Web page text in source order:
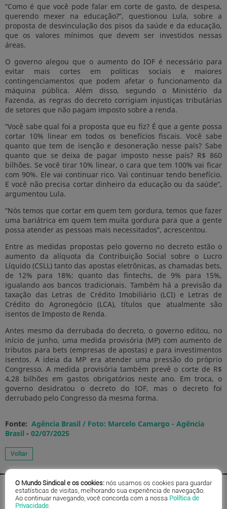
“Como é que você pode falar em corte de gasto, de despesa,
querendo mexer na educação?”, questionou Lula, sobre a
proposta de desvinculação dos pisos da saúde e da educação,
que os valores mínimos que devem ser investidos nessas
áreas.
O governo alegou que o aumento do IOF é necessário para
evitar mais cortes em políticas sociais e maiores
contingenciamentos que podem afetar o funcionamento da
máquina pública. Além disso, segundo o Ministério da
Fazenda, as regras do decreto corrigiam injustiças tributárias
de setores que não pagam imposto sobre a renda.
“Você sabe qual foi a proposta que eu fiz? É que a gente possa
cortar 10% linear em todos os benefícios fiscais. Você sabe
quanto que tem de isenção e desoneração nesse país? Sabe
quanto que se deixa de pagar imposto nesse país? R$ 860
bilhões. Se você tirar 10% linear, o cara que tem 100% vai ficar
com 90%. Ele vai continuar rico. Vai continuar tendo benefício.
E você não precisa cortar dinheiro da educação ou da saúde”,
argumentou Lula.
“Nós temos que cortar em quem tem gordura, temos que fazer
uma bariátrica em quem tem muita gordura para que a gente
possa atender as pessoas mais necessitados”, acrescentou.
Entre as medidas propostas pelo governo no decreto estão o
aumento da alíquota da Contribuição Social sobre o Lucro
Líquido (CSLL) tanto das apostas eletrônicas, as chamadas bets,
de 12% para 18%; quanto das fintechs, de 9% para 15%,
igualando aos bancos tradicionais. Também há a previsão da
taxação das Letras de Crédito Imobiliário (LCI) e Letras de
Crédito do Agronegócio (LCA), títulos que atualmente são
isentos de Imposto de Renda.
Antes mesmo da derrubada do decreto, o governo editou, no
início de junho, uma medida provisória (MP) com aumento de
tributos para bets (empresas de apostas) e para investimentos
isentos. A ideia da MP era atender uma pressão do próprio
Congresso. A medida provisória também prevê o corte de R$
4,28 bilhões em gastos obrigatórios neste ano. Em troca, o
governo desidratou o decreto do IOF, mas o decreto foi
derrubado pelo Congresso da mesma forma.
Fonte: Agência Brasil / Foto: Marcelo Camargo - Agência
Brasil - 02/07/2025
O Mundo Sindical e os cookies: nós usamos os cookies para guardar
estatísticas de visitas, melhorando sua experiência de navegação.
Ao continuar navegando, você concorda com a nossa Política de
Privacidade.